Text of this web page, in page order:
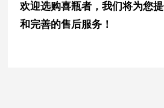
欢迎选购喜瓶者，我们将为您
和完善的售后服务！